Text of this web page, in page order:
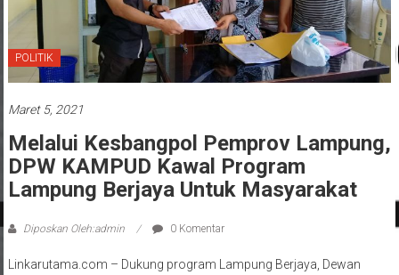
POLITIK
Maret 5, 2021
Melalui Kesbangpol Pemprov Lampung,
DPW KAMPUD Kawal Program
Lampung Berjaya Untuk Masyarakat
Diposkan Oleh:admin 0 Komentar
Linkarutama.com – Dukung program Lampung Berjaya, Dewan